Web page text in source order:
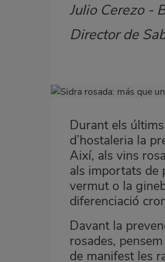
Subtítulo
Julio Cerezo -
Director de
Imagen
Body
Durant els
d’hostaleria la
Així, als vins
als importats de
vermut o la
diferenciació
Davant la
rosades,
de manifest les